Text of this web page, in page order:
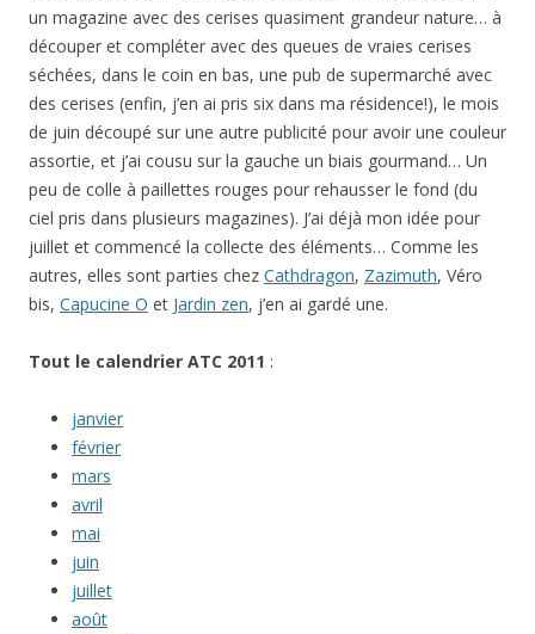
un magazine avec des cerises quasiment grandeur nature… à
découper et compléter avec des queues de vraies cerises
séchées, dans le coin en bas, une pub de supermarché avec
des cerises (enfin, j’en ai pris six dans ma résidence!), le mois
de juin découpé sur une autre publicité pour avoir une couleur
assortie, et j’ai cousu sur la gauche un biais gourmand… Un
peu de colle à paillettes rouges pour rehausser le fond (du
ciel pris dans plusieurs magazines). J’ai déjà mon idée pour
juillet et commencé la collecte des éléments… Comme les
autres, elles sont parties chez Cathdragon, Zazimuth, Véro
bis, Capucine O et Jardin zen, j’en ai gardé une.
Tout le calendrier ATC 2011 :
janvier
février
mars
avril
mai
juin
juillet
août